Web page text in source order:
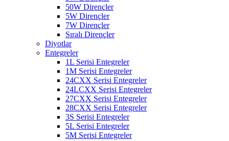
50W Dirençler
5W Dirençler
7W Dirençler
Sıralı Dirençler
Diyotlar
Entegreler
1L Serisi Entegreler
1M Serisi Entegreler
24CXX Serisi Entegreler
24LCXX Serisi Entegreler
27CXX Serisi Entegreler
28CXX Serisi Entegreler
3S Serisi Entegreler
5L Serisi Entegreler
5M Serisi Entegreler